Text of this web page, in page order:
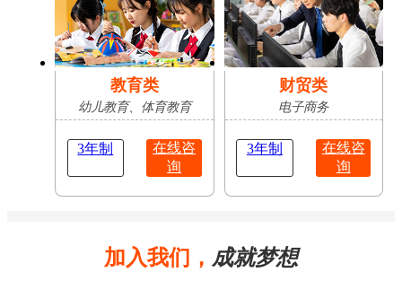
教育类
幼儿教育、体育教育
3年制
在线咨
询
财贸类
电子商务
3年制
在线咨
询
加入我们， 成就梦想